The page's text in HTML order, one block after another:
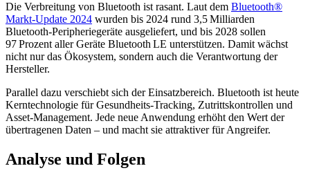
Die Verbreitung von Bluetooth ist rasant. Laut dem Bluetooth®
Markt-Update 2024 wurden bis 2024 rund 3,5 Milliarden
Bluetooth‑Peripheriegeräte ausgeliefert, und bis 2028 sollen
97 Prozent aller Geräte Bluetooth LE unterstützen. Damit wächst
nicht nur das Ökosystem, sondern auch die Verantwortung der
Hersteller.
Parallel dazu verschiebt sich der Einsatzbereich. Bluetooth ist heute
Kerntechnologie für Gesundheits-Tracking, Zutrittskontrollen und
Asset-Management. Jede neue Anwendung erhöht den Wert der
übertragenen Daten – und macht sie attraktiver für Angreifer.
Analyse und Folgen